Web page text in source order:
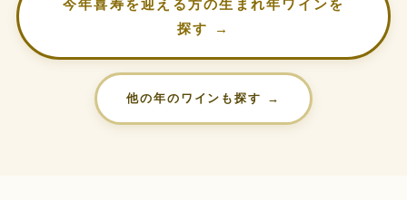
今年喜寿を迎える方の生まれ年ワインを
探す →
他の年のワインも探す →